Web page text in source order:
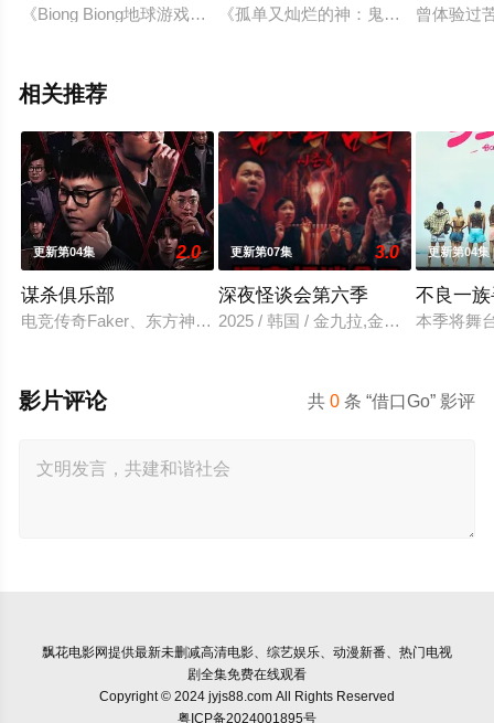
《Biong Biong地球游戏厅》是为抓捕逃往地球的月球兔子而聚
《孤单又灿烂的神：鬼怪》主演孔
曾体验过
相关推荐
更新第04集 2.0
谋杀俱乐部
电竞传奇Faker、东方神起的最强昌珉、TXT的杋圭等神级阵容
更新第07集 3.0
深夜怪谈会第六季
2025 / 韩国 / 金九拉,金淑,金浩英
更新第04集
不良一
本季将舞
共0 条 “借口Go” 影评
影片评论
飘花电影网提供最新未删减高清电影、综艺娱乐、动漫新番、热门电视
剧全集免费在线观看
Copyright © 2024 jyjs88.com All Rights Reserved
粤ICP备2024001895号